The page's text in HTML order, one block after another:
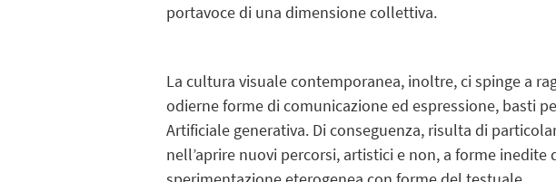
portavoce di una dimensione collettiva.
La cultura visuale contemporanea, inoltre, ci spinge a
odierne forme di comunicazione ed espressione, basti
Artificiale generativa. Di conseguenza, risulta di
nell’aprire nuovi percorsi, artistici e non, a forme